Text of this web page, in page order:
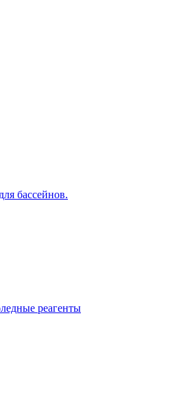
бассейнов.
реагенты